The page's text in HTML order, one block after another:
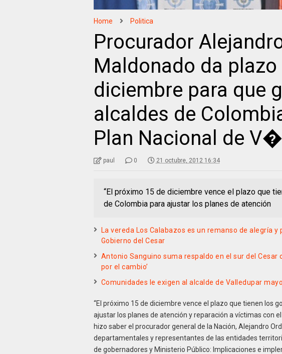
Home Politica
Procurador
Maldonado da
diciembre para que
alcaldes de
Plan Nacional de
paul 0 21 octubre, 2012 16:34
“El próximo 15 de diciembre vence el plazo que
de Colombia para ajustar los planes de atención
La vereda Los Calabazos es un remanso de alegría y
Gobierno del Cesar
Antonio Sanguino suma respaldo en el sur del Cesar
por el cambio’
Comunidades le exigen al alcalde de Valledupar
“El próximo 15 de diciembre vence el plazo que tienen los
ajustar los planes de atención y reparación a víctimas con
hizo saber el procurador general de la Nación, Alejandro
departamentales y representantes de las entidades
de gobernadores y Ministerio Público: Implicaciones e